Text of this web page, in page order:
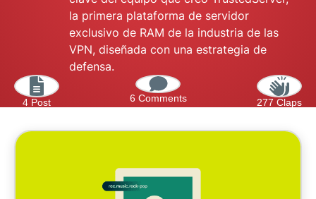
la primera plataforma de servidor
exclusivo de RAM de la industria de las
VPN, diseñada con una estrategia de
defensa.
4 Post 6 Comments 277 Claps